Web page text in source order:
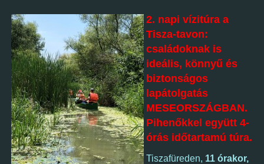
2. napi vízitúra a
Tisza-tavon:
családoknak is
ideális, könnyű és
biztonságos
lapátolgatás
MESEORSZÁGBAN.
Pihenőkkel együtt 4-
órás időtartamú túra.
Tiszafüreden, 11 órakor,